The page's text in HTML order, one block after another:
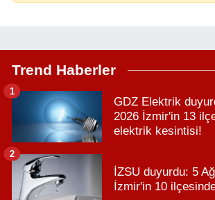
Trend Haberler
GDZ Elektrik
2026 İzmir'in 13
elektrik kesintisi!
1
İZSU duyurdu: 5
İzmir'in 10
2